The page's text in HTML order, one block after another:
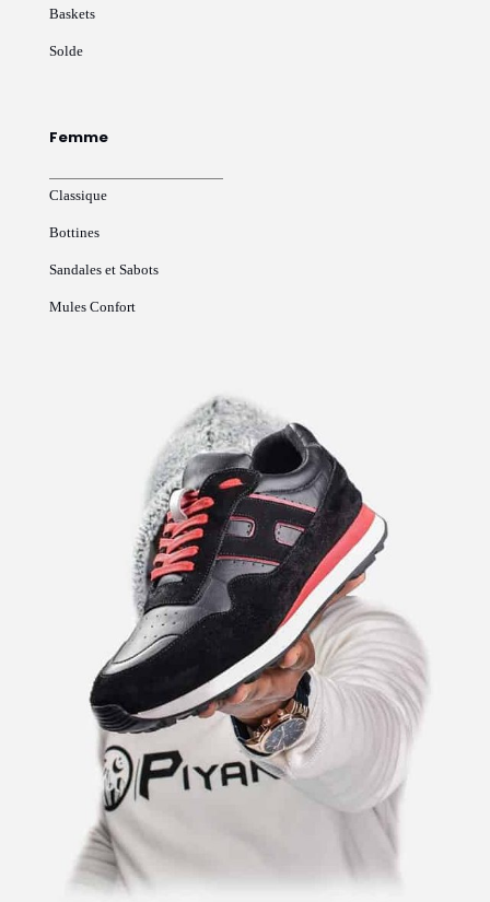
Baskets
Solde
Femme
Classique
Bottines
Sandales et Sabots
Mules Confort